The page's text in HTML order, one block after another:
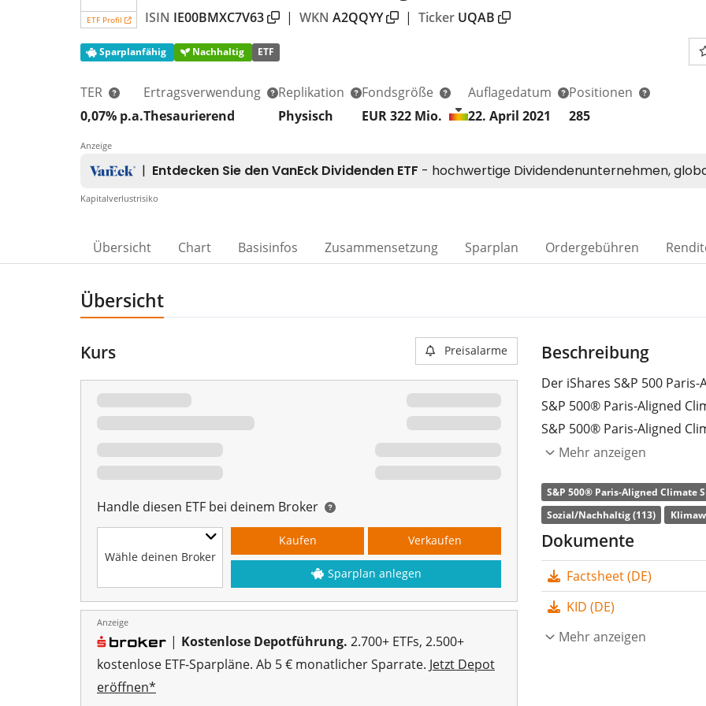
ETF Profil ISIN IE00BMXC7V63 | WKN A2QQYY | Ticker UQAB
Sparplanfähig Nachhaltig ETF
TER
0,07% p.a.
Ertragsverwendung
Thesaurierend
Replikation
Physisch
Fondsgröße
EUR 322 Mio.
Auflagedatum
22. April 2021
Positionen
285
Anzeige
Kapitalverlustrisiko
Übersicht Chart Basisinfos Zusammensetzung Sparplan Ordergebühren
Übersicht
Kurs Preisalarme
Handle diesen ETF bei deinem Broker
Wähle deinen Broker
Kaufen Verkaufen
Sparplan anlegen
Anzeige
| Kostenlose Depotführung. 2.700+ ETFs, 2.500+
kostenlose ETF-Sparpläne. Ab 5 € monatlicher Sparrate. Jetzt Depot
eröffnen*
Beschreibung
Der iShares S&P 500 Paris-
S&P 500® Paris-Aligned
S&P 500® Paris-Aligned
Zugang zu US-Aktien. Die
hierbei auf dem Pariser
Begrenzung des globalen
Ausgangsindex ist der S&P
Die TER
S&P 500 Paris-Aligned
nachbildet. Der ETF bildet
Mehr anzeigen
S&P 500® Paris-Aligned Climate
Sozial/Nachhaltig (113)
Dokumente
Factsheet (DE)
KID (DE)
Mehr anzeigen